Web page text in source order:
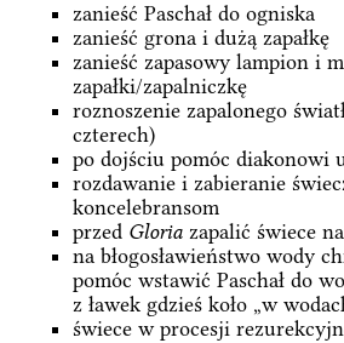
zanieść Paschał do ogniska
zanieść grona i dużą zapałkę
zanieść zapasowy lampion i
zapałki/zapalniczkę
roznoszenie zapalonego
czterech)
po dojściu pomóc diakonowi
rozdawanie i zabieranie
koncelebransom
przed Gloria zapalić świece
na błogosławieństwo wody
pomóc wstawić Paschał do
z ławek gdzieś koło „w
świece w procesji